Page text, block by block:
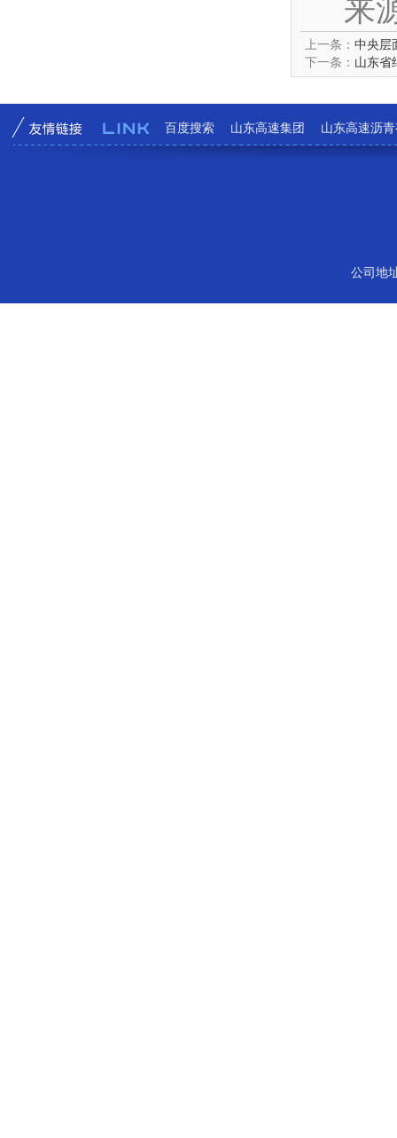
来
上一条： 中央层
下一条： 山东省
百度搜索 山东高速集团 山东高速沥
公司地